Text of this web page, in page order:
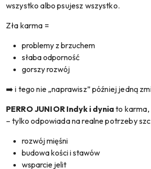
wszystko albo psujesz wszystko.
Zła karma =
problemy z brzuchem
słaba odporność
gorszy rozwój
➡️ i tego nie „naprawisz” później jedną
PERRO JUNIOR Indyk i dyniato karma,
– tylko odpowiada na realne potrzeby
rozwój mięśni
budowa kości i stawów
wsparcie jelit